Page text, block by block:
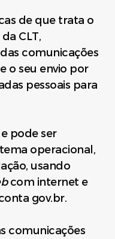
de que trata o
CLT,
comunicações
o seu envio por
pessoais para
pode ser
operacional,
usando
com internet e
gov.br.
comunicações